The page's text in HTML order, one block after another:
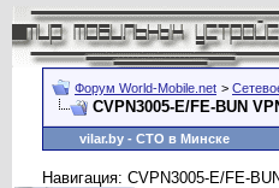
Форум World-Mobile.net >
CVPN3005-E/FE-BUN
vilar.by - СТО в Минске
Навигация: CVPN3005-E/FE-